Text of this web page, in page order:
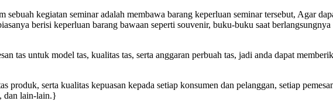
sebuah kegiatan seminar adalah membawa barang keperluan seminar tersebut, Agar
berisi keperluan barang bawaan seperti souvenir, buku-buku saat
tas untuk model tas, kualitas tas, serta anggaran perbuah tas, jadi anda dapat
produk, serta kualitas kepuasan kepada setiap konsumen dan pelanggan, setiap
dan lain-lain.}